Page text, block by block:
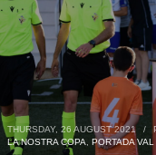
THURSDAY, 26 AUGUST 2021 /
LA NOSTRA COPA
PORTADA VAL